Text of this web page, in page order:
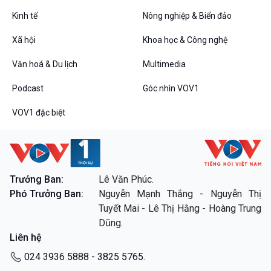
360 độ Sức khỏe
Tài nguyên và Môi trường
Chuyên gia của bạn
Xã hội chuyển động
Bước chân đến trường
Kết nối công nghệ
khí hậu
Văn hoá & Du lịch
Chát với người nổi tiếng
Câu chuyện Thể thao
Podcast
Góc nhìn VOV1
Bình luận
Kinh tế Nông nghiệp & Biển đảo
Xã hội Khoa học & Công nghệ
Văn hoá & Du lịch Multimedia
Podcast Góc nhìn VOV1
VOV1 đặc biệt
Trưởng Ban:
Lê Văn Phúc.
Phó Trưởng Ban:
Nguyễn Mạnh Thắng - Nguyễn Thị
Tuyết Mai - Lê Thị Hằng - Hoàng Trung
Dũng.
Liên hệ
024 3936 5888 - 3825 5765.